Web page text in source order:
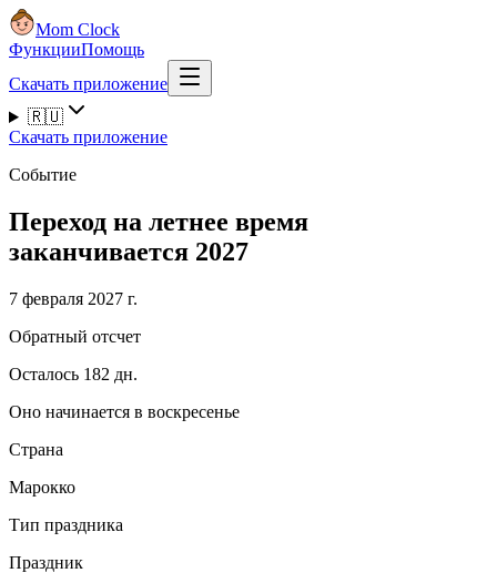
Mom Clock
ФункцииПомощь
Скачать приложение
🇷🇺
Скачать приложение
Событие
Переход на летнее время
заканчивается 2027
7 февраля 2027 г.
Обратный отсчет
Осталось 182 дн.
Оно начинается в воскресенье
Страна
Марокко
Тип праздника
Праздник